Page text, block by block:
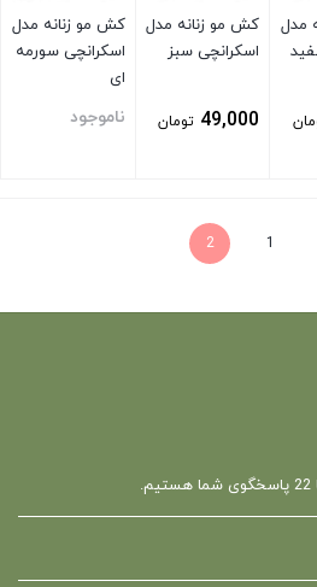
مدل
کش مو زنانه مدل
اسکرانچی سبز
49,000 تومان
کش مو زنانه مدل
اسکرانچی سورمه
ای
ناموجود
1
2